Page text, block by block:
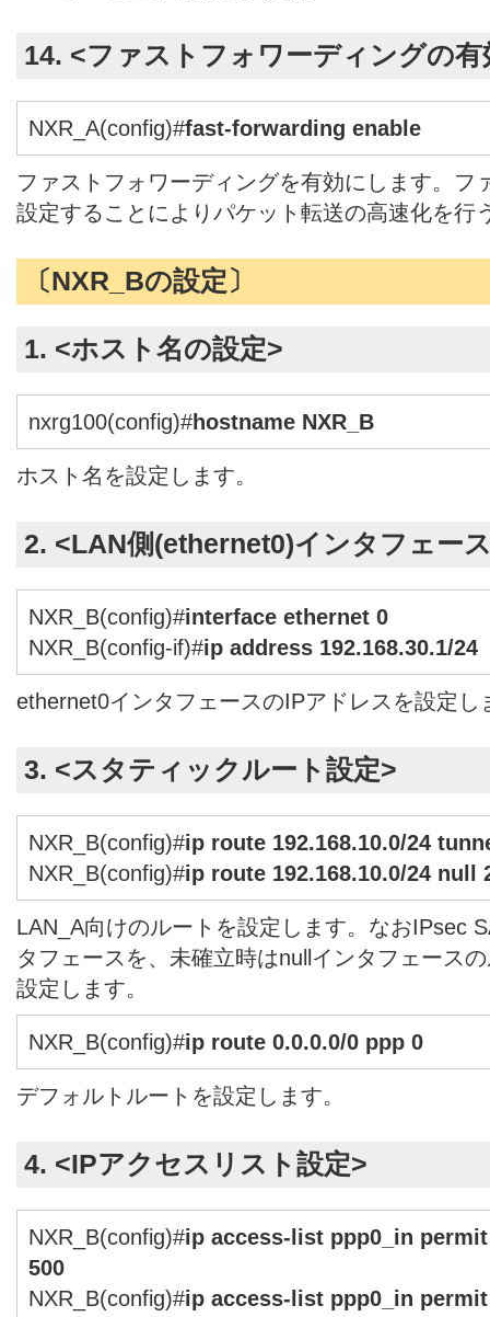
14. <ファストフォワーディングの有
NXR_A(config)#fast-forwarding enable
ファストフォワーディングを有効にします。フ
設定することによりパケット転送の高速化を行
〔NXR_Bの設定〕
1. <ホスト名の設定>
nxrg100(config)#hostname NXR_B
ホスト名を設定します。
2. <LAN側(ethernet0)インタフェー
NXR_B(config)#interface ethernet 0
NXR_B(config-if)#ip address 192.168.30.1/24
ethernet0インタフェースのIPアドレスを設定し
3. <スタティックルート設定>
NXR_B(config)#ip route 192.168.10.0/24
NXR_B(config)#ip route 192.168.10.0/24 null
LAN_A向けのルートを設定します。なおIPsec
タフェースを、未確立時はnullインタフェース
設定します。
NXR_B(config)#ip route 0.0.0.0/0 ppp 0
デフォルトルートを設定します。
4. <IPアクセスリスト設定>
NXR_B(config)#ip access-list ppp0_in permit
500
NXR_B(config)#ip access-list ppp0_in permit